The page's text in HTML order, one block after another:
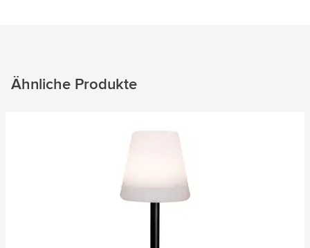
Ähnliche Produkte